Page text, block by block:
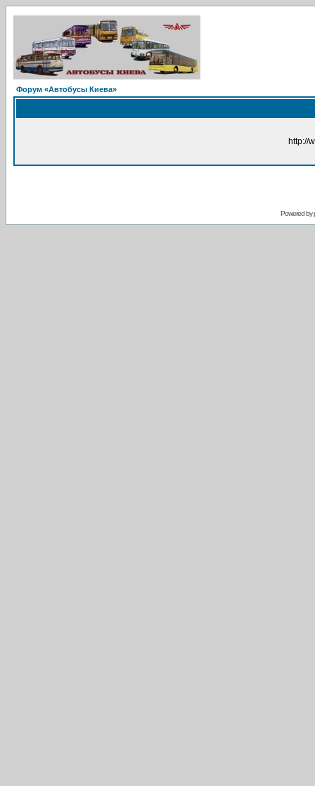
Форум «Автобусы Киева»
http://
Powered by